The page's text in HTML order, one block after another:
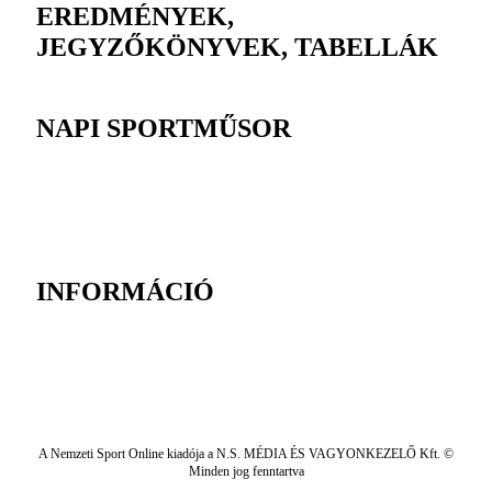
EREDMÉNYEK,
JEGYZŐKÖNYVEK, TABELLÁK
NAPI SPORTMŰSOR
INFORMÁCIÓ
A Nemzeti Sport Online kiadója a N.S. MÉDIA ÉS VAGYONKEZELŐ Kft. ©
Minden jog fenntartva